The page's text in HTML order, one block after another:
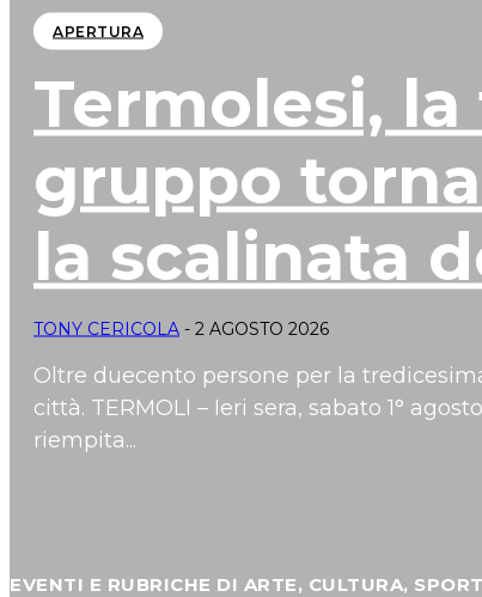
APERTURA
Termolesi,
gruppo
la scalinata
TONY CERICOLA - 2 AGOSTO 2026
Oltre duecento persone per la
città. TERMOLI – Ieri sera, sabato 1°
riempita...
EVENTI E RUBRICHE DI ARTE, CULTURA,